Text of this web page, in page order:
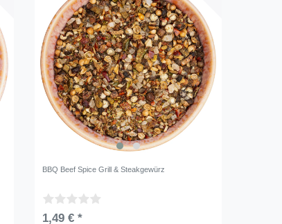
BBQ Beef Spice Grill & Steakgewürz
1,49 € *